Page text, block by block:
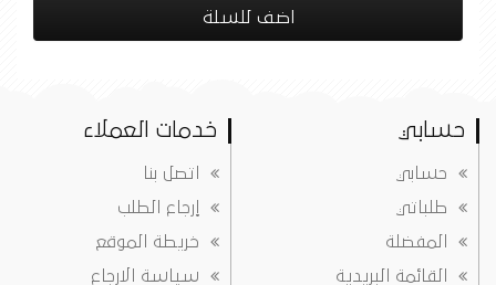
اضف للسلة
حسابي
حسابي
طلباتي
المفضلة
القائمة البريدية
خدمات العملاء
اتصل بنا
إرجاع الطلب
خريطة الموقع
سياسة الارجاع